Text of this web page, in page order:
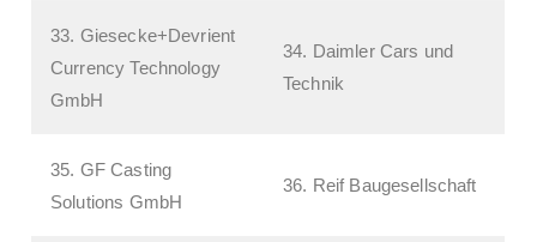
33. Giesecke+Devrient
Currency Technology
GmbH
34. Daimler Cars und
Technik
35. GF Casting
Solutions GmbH
36. Reif Baugesellschaft